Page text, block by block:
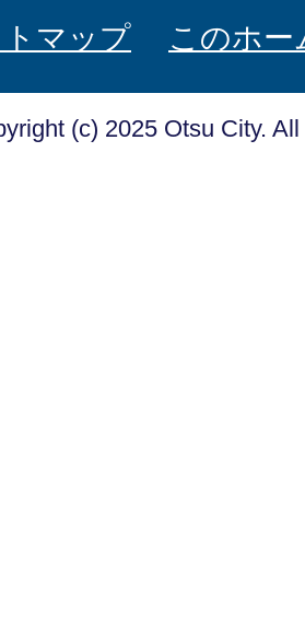
マップ このホ
(c) 2025 Otsu City.